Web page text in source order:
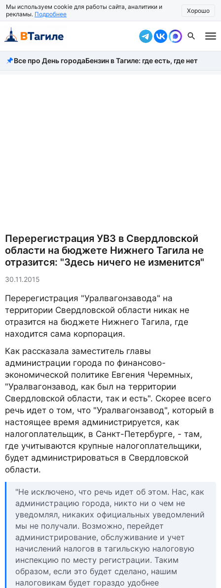
Мы используем cookie для работы сайта, аналитики и
рекламы. Подробнее Хорошо
Все новости
Все про День городаБензин в Тагиле: где есть, где нет
Перерегистрация УВЗ в Свердловской
области на бюджете Нижнего Тагила не
отразится: "Здесь ничего не изменится"
30.11.2015
Перерегистрация "Уралвагонзавода" на
территории Свердловской области никак не
отразится на бюджете Нижнего Тагила, где
находится сама корпорация.
Как рассказала заместитель главы
администрации города по финансово-
экономической политике Евгения Черемных,
"Уралвагонзавод, как был на территории
Свердловской области, так и есть". Скорее всего
речь идет о том, что "Уралвагонзавод", который в
настоящее время администрируется, как
налогоплательщик, в Санкт-Петербурге, - там,
где учитываются крупные налогоплательщики,
будет администрироваться в Свердловской
области.
"Не исключено, что речь идет об этом. Нас, как
администрацию города, никто ни о чем не
уведомлял, никаких официальных уведомлений
мы не получали. Возможно, перейдет
администрирование, обслуживание и учет
начислений налогов в тагильскую налоговую
инспекцию по месту регистрации. Таким
образом, если это будет сделано, нашим
налоговикам будет гораздо удобнее